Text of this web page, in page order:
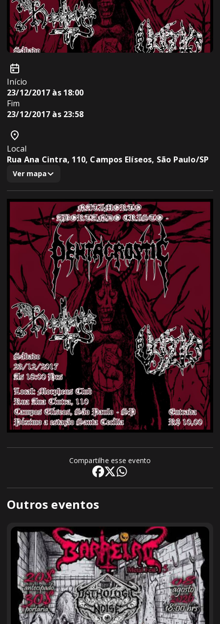
Início
23/12/2017 às 18:00
Fim
23/12/2017 às 23:58
Local
Rua Ana Cintra, 110, Campos Elíseos, São Paulo/SP
Ver mapa
Outros eventos
Compartilhe esse evento